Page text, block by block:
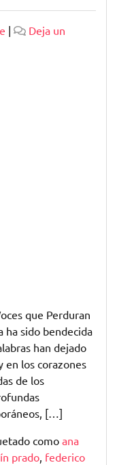
|
Deja un
que Perduran
ha sido bendecida
han dejado
en los corazones
de los
[…]
comoana
prado federico